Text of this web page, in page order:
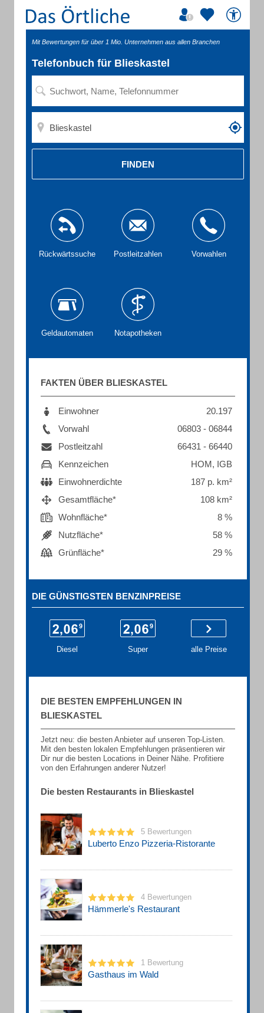
Mit Bewertungen für über 1 Mio. Unternehmen aus allen Branchen
Telefonbuch für Blieskastel
FINDEN
Rückwärtssuche Postleitzahlen Vorwahlen
Geldautomaten Notapotheken
FAKTEN ÜBER BLIESKASTEL
Einwohner
20.197
Vorwahl
06803 - 06844
Postleitzahl
66431 - 66440
Kennzeichen
HOM, IGB
Einwohnerdichte
187 p. km²
Gesamtfläche*
108 km²
Wohnfläche*
8 %
Nutzfläche*
58 %
Grünfläche*
29 %
DIE GÜNSTIGSTEN BENZINPREISE
Diesel Super alle Preise
DIE BESTEN EMPFEHLUNGEN IN
BLIESKASTEL
Jetzt neu: die besten Anbieter auf unseren Top-Listen.
Mit den besten lokalen Empfehlungen präsentieren wir
Dir nur die besten Locations in Deiner Nähe. Profitiere
von den Erfahrungen anderer Nutzer!
Die besten Restaurants in Blieskastel
5 Bewertungen
Luberto Enzo Pizzeria-Ristorante
4 Bewertungen
Hämmerle's Restaurant
1 Bewertung
Gasthaus im Wald